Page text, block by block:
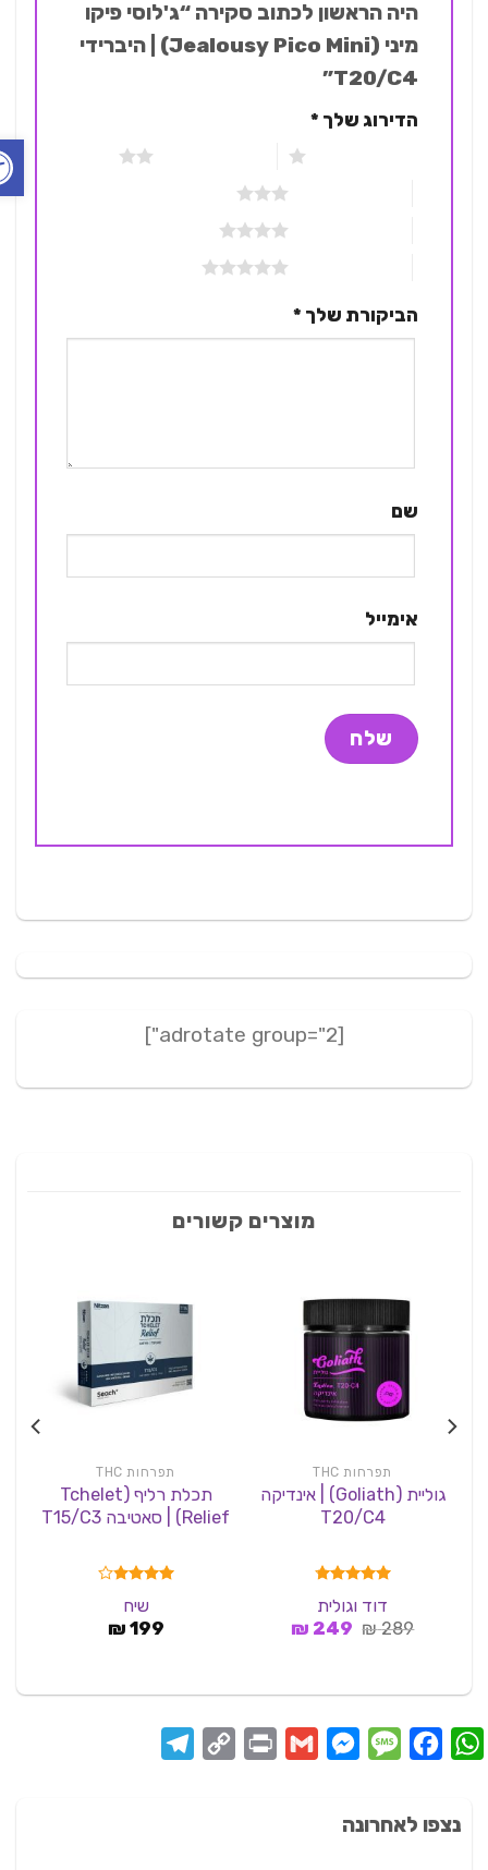
היה הראשון לכתוב סקירה “ג'לוסי פיקו
מיני (Jealousy Pico Mini) | היברידי
T20/C4”
הדירוג שלך*
2 מתוך 5 כוכבים
הביקורת שלך*
שם
אימייל
מוצרים קשורים
תפרחות THC
גוליית (Goliath) | אינדיקה
T20/C4
מתוך 5
דוד וגולית
289
₪ המחיר
249
₪המחיר
תפרחות THC
תכלת רליף (Tchelet
Relief) | סאטיבה T15/C3
מתוך 5
שיח
199
₪
WhatsApp
Facebook
Message
Messenger
Gmail
Print
Copy
Telegram
נצפו לאחרונה